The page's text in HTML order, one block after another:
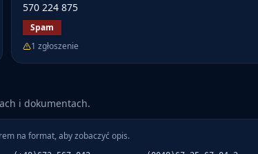
570 224 875
Spam
1 zgłoszenie
i dokumentach.
na format, aby zobaczyć opis.